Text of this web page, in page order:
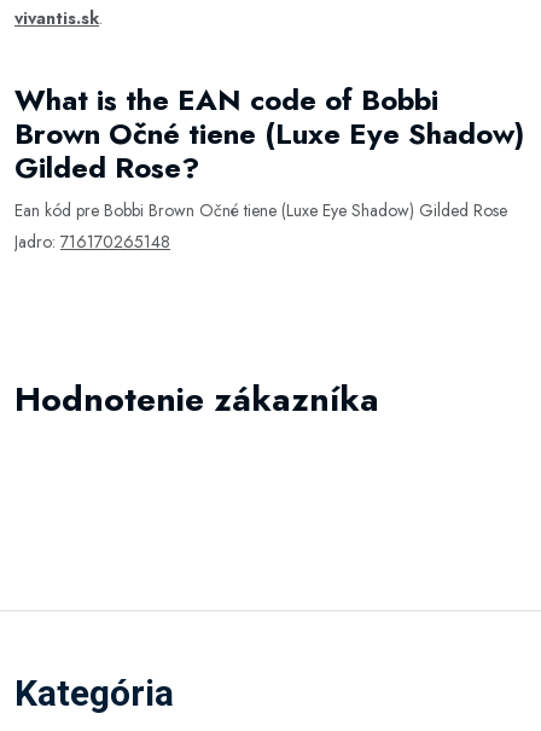
vivantis.sk.
What is the EAN code of Bobbi
Brown Očné tiene (Luxe Eye Shadow)
Gilded Rose?
Ean kód pre Bobbi Brown Očné tiene (Luxe Eye Shadow) Gilded Rose
Jadro: 716170265148
Hodnotenie zákazníka
Kategória